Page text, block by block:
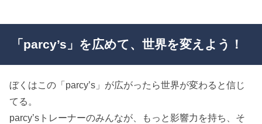
「parcy’s」を広めて、世界を変えよう！
ぼくはこの「parcy’s」が広がったら世界が変わると信じ
てる。
parcy’sトレーナーのみんなが、もっと影響力を持ち、そ